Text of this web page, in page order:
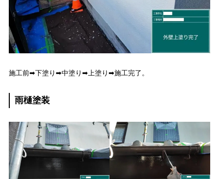
施工前➡下塗り➡中塗り➡上塗り➡施工完了。
雨樋塗装